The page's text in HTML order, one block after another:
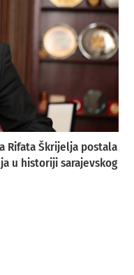
Rifata Škrijelja postala
u historiji sarajevskog